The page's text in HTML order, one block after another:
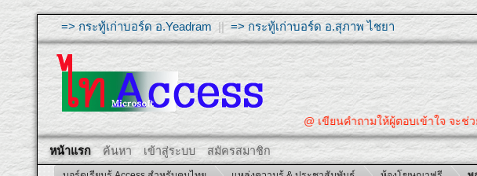
=> กระทู้เก่าบอร์ด อ.Yeadram ||=> กระทู้เก่าบอร์ด อ.สุภาพ ไชยา
@ เขียนคำถามให้ผู้ตอบเข้าใจ จะช่วยให้ผู้
หน้าแรก ค้นหา เข้าสู่ระบบ สมัครสมาชิก